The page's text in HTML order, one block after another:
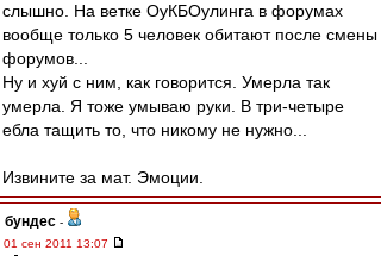
слышно. На ветке ОуКБОулинга в форумах
вообще только 5 человек обитают после смены
форумов...
Ну и хуй с ним, как говорится. Умерла так
умерла. Я тоже умываю руки. В три-четыре
ебла тащить то, что никому не нужно...
Извините за мат. Эмоции.
бундес -
01 сен 2011 13:07